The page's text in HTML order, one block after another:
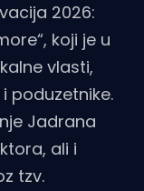
2026:
koji je u
vlasti,
poduzetnike.
Jadrana
ali i
tzv.